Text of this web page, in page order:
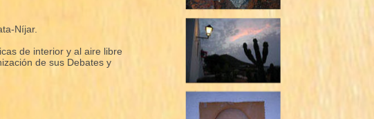
Níjar.
de interior y al aire libre
de sus Debates y